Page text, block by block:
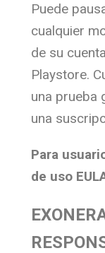
Puede
cualquier
de su
Playstore.
una prueba
una
Para
de uso